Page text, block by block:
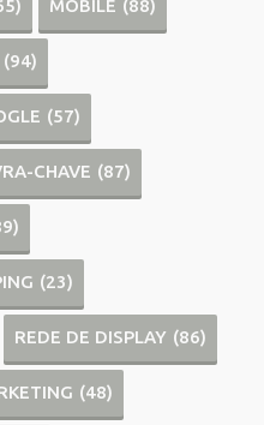
MOBILE (88)
(94)
(57)
CHAVE (87)
(23)
REDE DE DISPLAY (86)
(48)